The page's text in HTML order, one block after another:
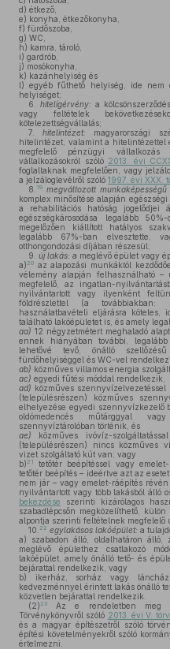
d) étkező,
e) konyha, étkezőkonyha,
f) fürdőszoba,
g) WC,
h) kamra, tároló,
i) gardrób,
j) mosókonyha,
k) kazánhelyiség és
l) egyéb fűthető helyiség, ide nem
helyiséget;
6.
hitelígérvény: a
vagy feltételek
kötelezettségvállalás;
7.
hitelintézet: magyarországi
hitelintézet, valamint a hitelintézettel
megfelelő pénzügyi
vállalkozásokról szóló 2013. évi
foglaltaknak megfelelően, vagy
a jelzáloglevélről szóló 1997. évi XXX.
8. 19 megváltozott munkaképességű
komplex minősítése alapján
a rehabilitációs hatóság jogelődjei
egészségkárosodása legalább
megelőzően kiállított hatályos
legalább 67%-ban elvesztette,
otthongondozási díjában részesül;
9. új lakás: a meglévő épület vagy
a) 20 az alapozási munkáktól
vélemény alapján felhasználható
megfelelő, az ingatlan-
nyilvántartott vagy ilyenként
földrészlettel (a továbbiakban:
használatbavételi eljárásra köteles,
található lakóépületet is, és amely
aa) 12 négyzetmétert meghaladó
ennek hiányában további,
lehetővé tevő, önálló
fürdőhelyiséggel és WC-vel
ab) közműves villamos energia
ac) egyedi fűtési móddal rendelkezik,
ad) közműves
(településrészen) közműves
elhelyezése egyedi szennyvízkezelő
oldómedencés műtárggyal
szennyvíztárolóban történik, és
ae) közműves ivóvíz-
(településrészen) nincs közműves
vizet szolgáltató kút van; vagy
b) 21
tetőtér beépítéssel vagy
tetőtér beépítés – ideértve azt az
nem jár – vagy emelet-ráépítés
nyilvántartott vagy több lakásból álló
bekezdése szerinti kizárólagos
szabadlépcsőn megközelíthető,
alpontja szerinti feltételnek megfelelő
10. 22 egylakásos lakóépület: a
a) szabadon álló, oldalhatáron
meglévő épülethez csatlakozó
lakóépület, amely önálló tető- és
bejárattal rendelkezik, vagy
b) ikerház, sorház vagy
kedvezménnyel érintett lakás önálló
közvetlen bejárattal rendelkezik.
(2) 23
Az e rendeletben meg
Törvénykönyvről szóló 2013. évi V.
és a magyar építészetről szóló
építési követelményekről szóló
értelmezni.